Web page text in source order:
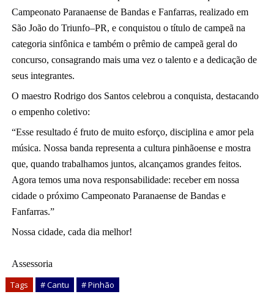
Campeonato Paranaense de Bandas e Fanfarras, realizado em
São João do Triunfo–PR, e conquistou o título de campeã na
categoria sinfônica e também o prêmio de campeã geral do
concurso, consagrando mais uma vez o talento e a dedicação de
seus integrantes.
O maestro Rodrigo dos Santos celebrou a conquista, destacando
o empenho coletivo:
“Esse resultado é fruto de muito esforço, disciplina e amor pela
música. Nossa banda representa a cultura pinhãoense e mostra
que, quando trabalhamos juntos, alcançamos grandes feitos.
Agora temos uma nova responsabilidade: receber em nossa
cidade o próximo Campeonato Paranaense de Bandas e
Fanfarras.”
Nossa cidade, cada dia melhor!
Assessoria
Tags # Cantu # Pinhão